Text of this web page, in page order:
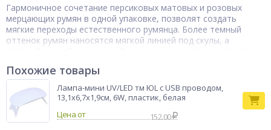
Гармоничное сочетание персиковых матовых и розовых
мерцающих румян в одной упаковке, позволят создать
мягкие переходы естественного румянца. Более темный
оттенок румян наносятся мягкой линией под скулы, а
распределяется на лице. Оттенки компактной пудры
подходят к любому цветотипу, придавая коже естественный,
здоровый румянец.
Тип товара
Бренд
ЮНИLOOK
Похожие товары
Лампа-мини UV/LED тм ЮL с USB проводом,
13,1х6,7х1,9см, 6W, пластик, белая
Цена от
152.00